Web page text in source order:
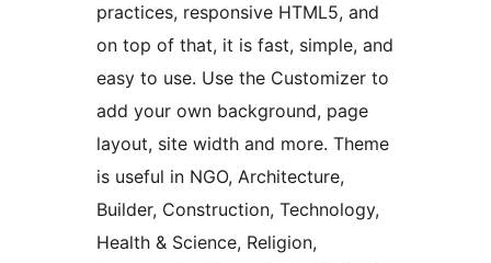
practices, responsive HTML5, and
on top of that, it is fast, simple, and
easy to use. Use the Customizer to
add your own background, page
layout, site width and more. Theme
is useful in NGO, Architecture,
Builder, Construction, Technology,
Health & Science, Religion,